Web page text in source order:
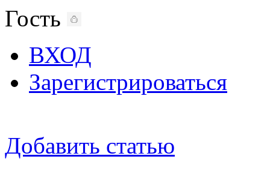
Гость
ВХОД
Зарегистрироваться
Добавить статью